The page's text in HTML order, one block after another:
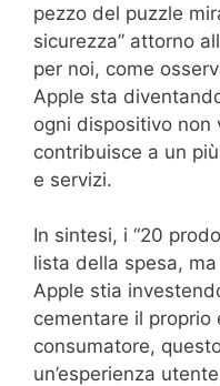
pezzo del puzzle
sicurezza” attorno
per noi, come
Apple sta
ogni dispositivo non
contribuisce a un
e servizi.
In sintesi, i “20
lista della spesa,
Apple stia
cementare il proprio
consumatore,
un’esperienza